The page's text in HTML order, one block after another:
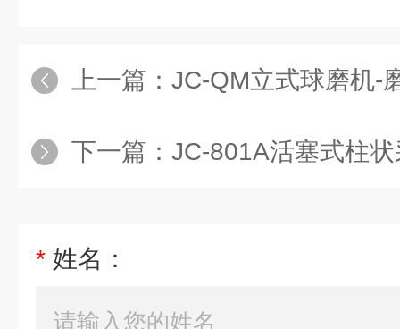
上一篇： JC-QM立式球磨机-
下一篇： JC-801A活塞式柱
* 姓名：